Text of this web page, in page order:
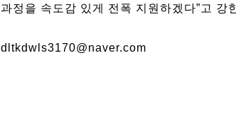
과정을 속도감 있게 전폭 지원하겠다”고 강
dltkdwls3170@naver.com